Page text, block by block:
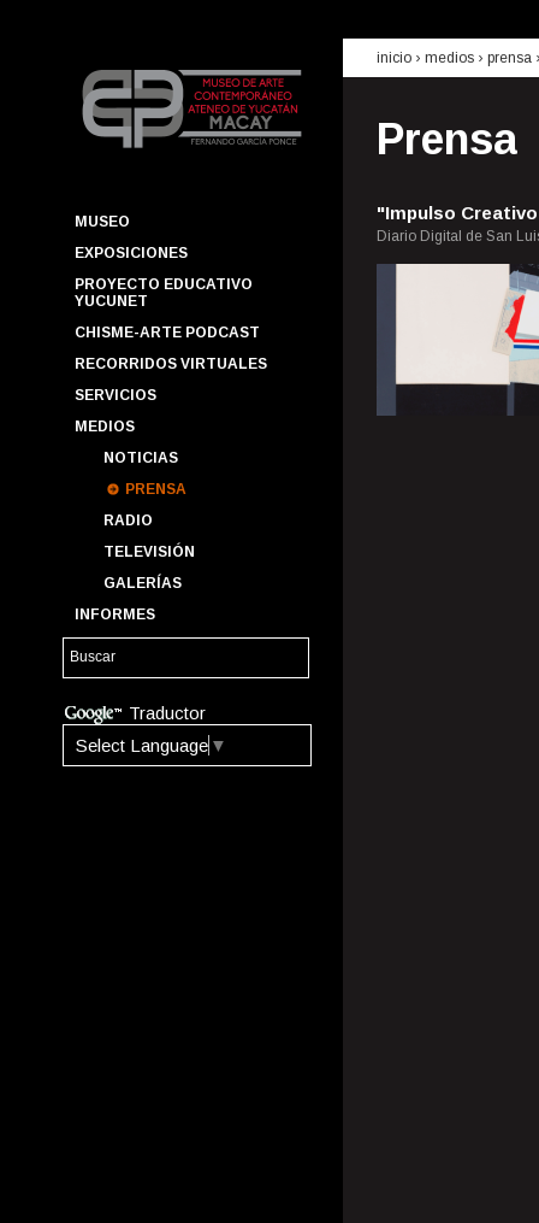
MUSEO
EXPOSICIONES
PROYECTO EDUCATIVO
YUCUNET
CHISME-ARTE PODCAST
RECORRIDOS VIRTUALES
SERVICIOS
MEDIOS
NOTICIAS
PRENSA
RADIO
TELEVISIÓN
GALERÍAS
INFORMES
Traductor
Select Language ▼
inicio › medios › prensa
Prensa
"Impulso
Diario Digital de San